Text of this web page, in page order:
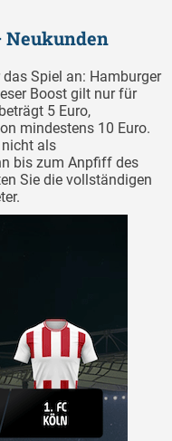
Neukunden
Spiel an: Hamburger
Boost gilt nur für
5 Euro,
mindestens 10 Euro.
als
bis zum Anpfiff des
Sie die vollständigen